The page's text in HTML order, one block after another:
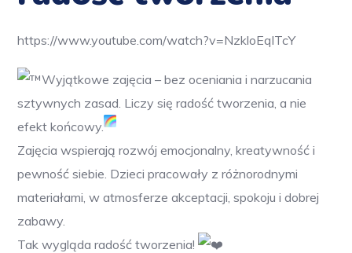
https://www.youtube.com/watch?v=NzkloEqITcY
Wyjątkowe zajęcia – bez oceniania i narzucania
sztywnych zasad. Liczy się radość tworzenia , a nie
efekt końcowy.
Zajęcia wspierają rozwój emocjonalny, kreatywność i
pewność siebie. Dzieci pracowały z różnorodnymi
materiałami, w atmosferze akceptacji, spokoju i dobrej
zabawy.
Tak wygląda radość tworzenia!